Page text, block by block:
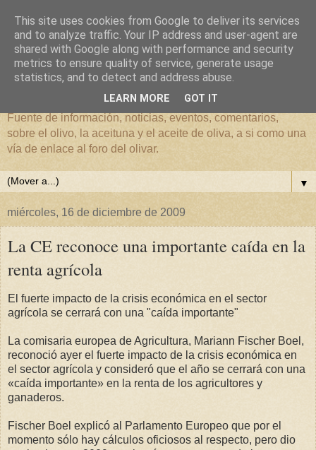
El mundo del Olivar
Fuente de información, noticias, eventos, comentarios,
sobre el olivo, la aceituna y el aceite de oliva, a si como una
vía de enlace al foro del olivar.
▼
miércoles, 16 de diciembre de 2009
La CE reconoce una importante caída en la
renta agrícola
El fuerte impacto de la crisis económica en el sector
agrícola se cerrará con una "caída importante"
La comisaria europea de Agricultura, Mariann Fischer Boel,
reconoció ayer el fuerte impacto de la crisis económica en
el sector agrícola y consideró que el año se cerrará con una
«caída importante» en la renta de los agricultores y
ganaderos.
Fischer Boel explicó al Parlamento Europeo que por el
momento sólo hay cálculos oficiosos al respecto, pero dio
This site uses cookies from Google to deliver its services
and to analyze traffic. Your IP address and user-agent are
shared with Google along with performance and security
metrics to ensure quality of service, generate usage
statistics, and to detect and address abuse.
LEARN MORE GOT IT